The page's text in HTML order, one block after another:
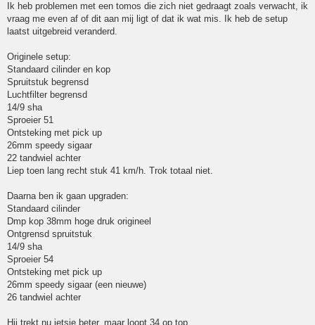
Ik heb problemen met een tomos die zich niet gedraagt zoals verwacht, ik
vraag me even af of dit aan mij ligt of dat ik wat mis. Ik heb de setup
laatst uitgebreid veranderd.
Originele setup:
Standaard cilinder en kop
Spruitstuk begrensd
Luchtfilter begrensd
14/9 sha
Sproeier 51
Ontsteking met pick up
26mm speedy sigaar
22 tandwiel achter
Liep toen lang recht stuk 41 km/h. Trok totaal niet.
Daarna ben ik gaan upgraden:
Standaard cilinder
Dmp kop 38mm hoge druk origineel
Ontgrensd spruitstuk
14/9 sha
Sproeier 54
Ontsteking met pick up
26mm speedy sigaar (een nieuwe)
26 tandwiel achter
Hij trekt nu ietsje beter, maar loopt 34 op top.